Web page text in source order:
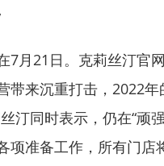
21日。克莉丝汀官网
带来沉重打击，2022
汀同时表示，仍在“顽
项准备工作，所有门店